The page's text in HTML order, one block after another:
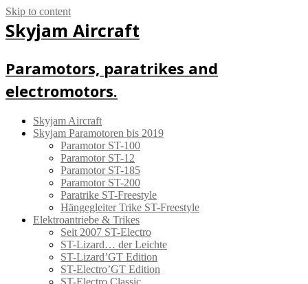
Skip to content
Skyjam Aircraft
Paramotors, paratrikes and
electromotors.
Skyjam Aircraft
Skyjam Paramotoren bis 2019
Paramotor ST-100
Paramotor ST-12
Paramotor ST-185
Paramotor ST-200
Paratrike ST-Freestyle
Hängegleiter Trike ST-Freestyle
Elektroantriebe & Trikes
Seit 2007 ST-Electro
ST-Lizard… der Leichte
ST-Lizard’GT Edition
ST-Electro’GT Edition
ST-Electro Classic